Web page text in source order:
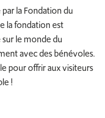
la Fondation du
la fondation est
le monde du
avec des bénévoles.
pour offrir aux visiteurs
!